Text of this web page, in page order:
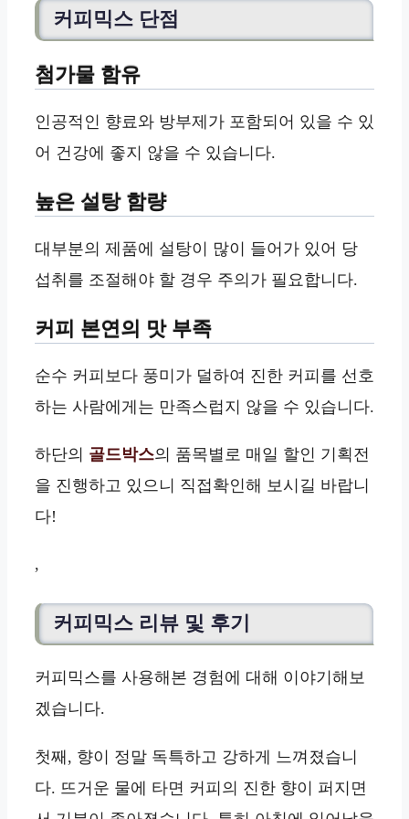
커피믹스 단점
첨가물 함유
인공적인 향료와 방부제가 포함되어 있을 수 있
어 건강에 좋지 않을 수 있습니다.
높은 설탕 함량
대부분의 제품에 설탕이 많이 들어가 있어 당
섭취를 조절해야 할 경우 주의가 필요합니다.
커피 본연의 맛 부족
순수 커피보다 풍미가 덜하여 진한 커피를 선호
하는 사람에게는 만족스럽지 않을 수 있습니다.
하단의 골드박스의 품목별로 매일 할인 기획전
을 진행하고 있으니 직접확인해 보시길 바랍니
다!
,
커피믹스 리뷰 및 후기
커피믹스를 사용해본 경험에 대해 이야기해보
겠습니다.
첫째, 향이 정말 독특하고 강하게 느껴졌습니
다. 뜨거운 물에 타면 커피의 진한 향이 퍼지면